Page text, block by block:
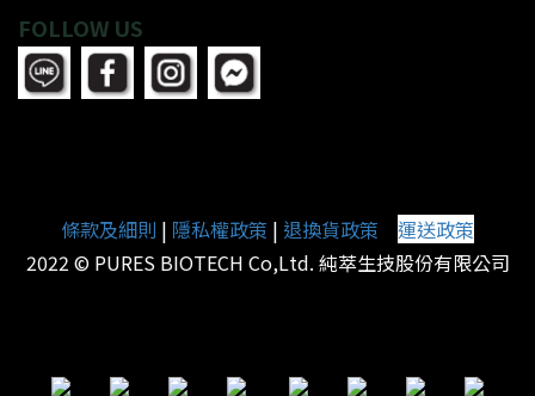
FOLLOW US
條款及細則 | 隱私權政策 | 退換貨政策
運送政策
2022 © PURES BIOTECH Co,Ltd. 純萃生技股份有限公司